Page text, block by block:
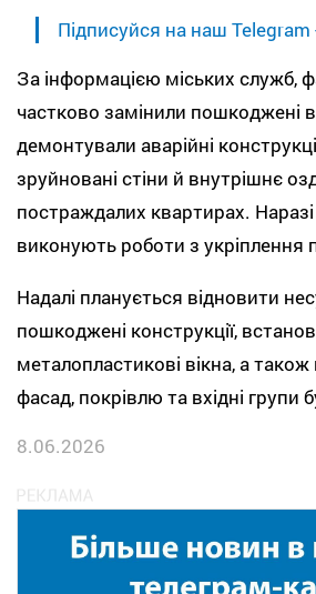
Підписуйся на наш Telegram
За інформацією міських служб,
частково замінили пошкоджені
демонтували аварійні
зруйновані стіни й внутрішнє
постраждалих квартирах.
виконують роботи з укріплення
Надалі планується відновити
пошкоджені конструкції,
металопластикові вікна, а
фасад, покрівлю та вхідні групи
8.06.2026